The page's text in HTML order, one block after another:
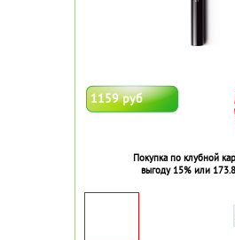
1159 руб
Покупка по клубной
выгоду 15% или